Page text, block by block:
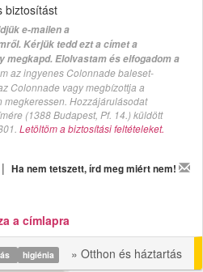
biztosítást
e-mailen a
Kérjük tedd ezt a címet a
megkapd. Elolvastam és elfogadom a
az ingyenes Colonnade baleset-
Colonnade vagy megbízottja a
Hozzájárulásodat
(1388 Budapest, Pf. 14.) küldött
Letöltöm a biztosítási feltételeket.
| Ha nem tetszett, írd meg miért nem!
a címlapra
higiénia » Otthon és háztartás